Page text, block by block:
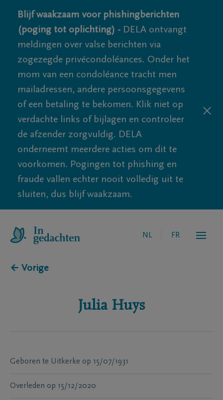
Blijf waakzaam voor phishingberichten
(poging tot oplichting) - DELA ontvangt
meldingen over valse berichten via
zogezegde privécondoléances. Onder het
mom van een condoléance tracht men
mailadressen, andere persoonsgegevens
of een betaling te bekomen. Klik niet op
verdachte links of bijlagen en controleer
de afzender zorgvuldig. DELA
onderneemt meerdere acties om dit te
voorkomen. Pogingen tot phishing en
fraude vallen echter nooit volledig uit te
sluiten, dus blijf waakzaam.
NL FR
← Vorige
Julia Huys
Geboren te Uitkerke op 15/07/1931
Overleden op 15/12/2020